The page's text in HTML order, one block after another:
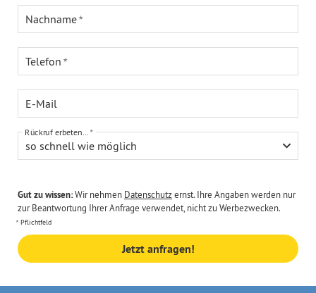
Nachname
Telefon
E-Mail
so schnell wie möglich
Rückruf erbeten...
Gut zu wissen:Wir nehmen Datenschutzernst. Ihre Angaben werden nur
zur Beantwortung Ihrer Anfrage verwendet, nicht zu Werbezwecken.
Pflichtfeld
Jetzt anfragen!